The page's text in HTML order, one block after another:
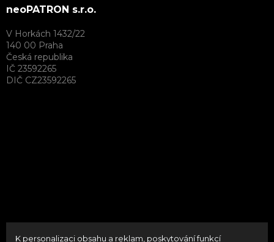
K personalizaci obsahu a reklam, poskytování funkcí
neoPATRON s.r.o.
V Horkách 1432/22
140 00 Praha
Česká republika
IČ 23592265
DIČ CZ23592265
Vytvořil Shoptet